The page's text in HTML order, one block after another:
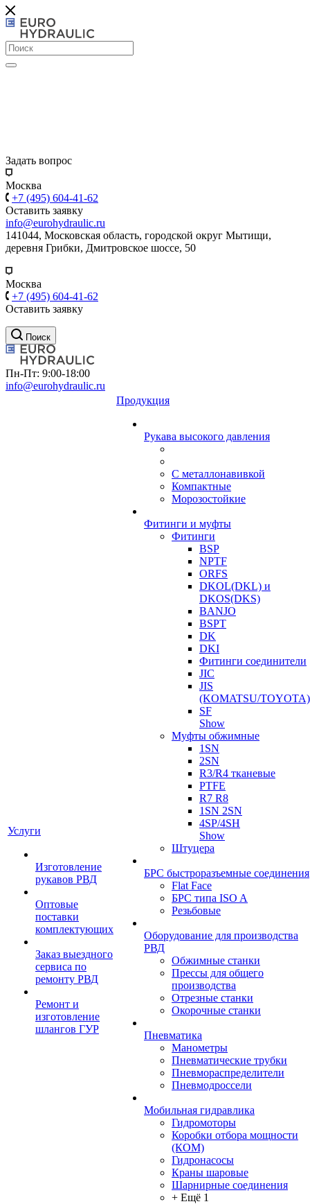
Задать вопрос
Москва
+7 (495) 604-41-62
Оставить заявку
info@eurohydraulic.ru
141044, Московская область, городской округ Мытищи,
деревня Грибки, Дмитровское шоссе, 50
Москва
+7 (495) 604-41-62
Оставить заявку
Поиск
Пн-Пт: 9:00-18:00
info@eurohydraulic.ru
Услуги
Изготовление
рукавов РВД
Оптовые
поставки
комплектующих
Заказ выездного
сервиса по
ремонту РВД
Ремонт и
изготовление
шлангов ГУР
Продукция
Рукава высокого давления
С металлонавивкой
Компактные
Морозостойкие
Фитинги и муфты
Фитинги
BSP
NPTF
ORFS
DKOL(DKL) и
DKOS(DKS)
BANJO
BSPT
DK
DKI
Фитинги соединители
JIC
JIS
(KOMATSU/TOYOTA)
SF
Show
Муфты обжимные
1SN
2SN
R3/R4 тканевые
PTFE
R7 R8
1SN 2SN
4SP/4SH
Show
Штуцера
БРС быстроразъемные соединения
Flat Face
БРС типа ISO A
Резьбовые
Оборудование для производства
РВД
Обжимные станки
Прессы для общего
производства
Отрезные станки
Окорочные станки
Пневматика
Манометры
Пневматические трубки
Пневмораспределители
Пневмодроссели
Мобильная гидравлика
Гидромоторы
Коробки отбора мощности
(КОМ)
Гидронасосы
Краны шаровые
Шарнирные соединения
+ Ещё 1